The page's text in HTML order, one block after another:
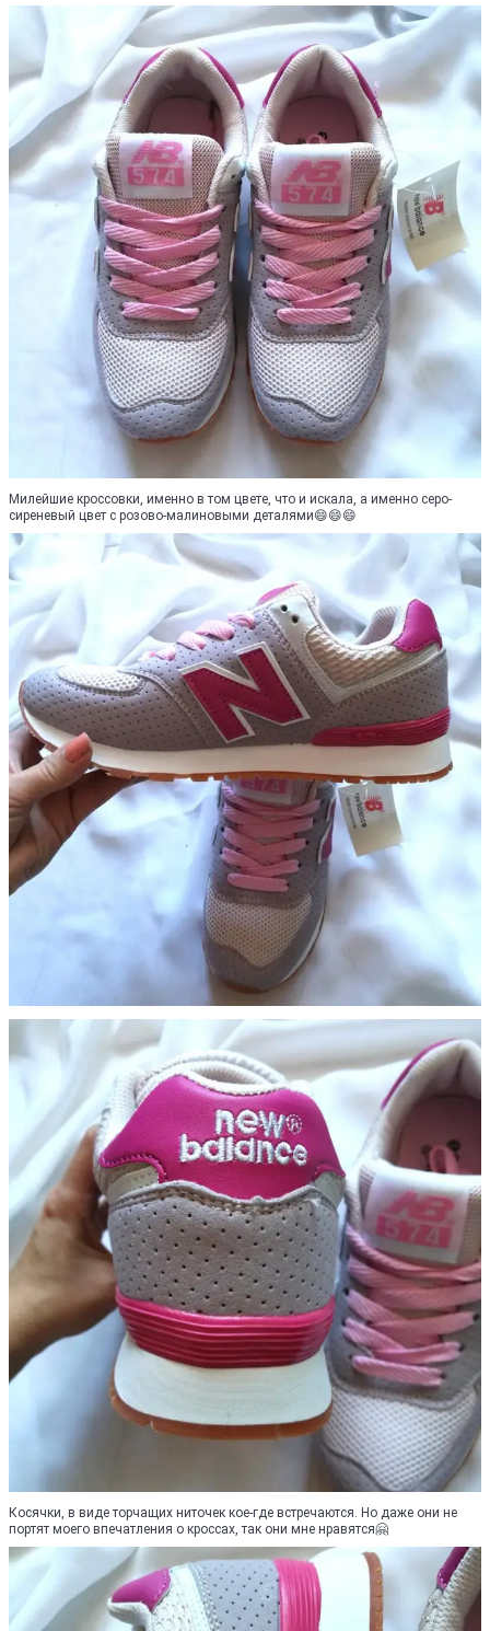
Милейшие кроссовки, именно в том цвете, что и искала, а именно серо-
сиреневый цвет с розово-малиновыми деталями😄😄😄
Косячки, в виде торчащих ниточек кое-где встречаются. Но даже они не
портят моего впечатления о кроссах, так они мне нравятся🤗